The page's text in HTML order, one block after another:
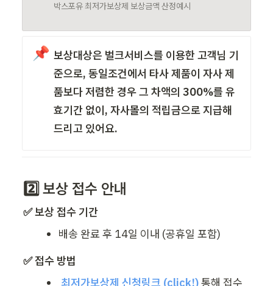
박스포유 최저가보상제 보상금액 산정예시
📌 보상대상은 벌크서비스를 이용한 고객님 기
준으로, 동일조건에서 타사 제품이 자사 제
품보다 저렴한 경우 그 차액의 300%를 유
효기간 없이, 자사몰의 적립금으로 지급해
드리고 있어요.
2️⃣ 보상 접수 안내
✅ 보상 접수 기간
배송 완료 후 14일 이내 (공휴일 포함)
✅ 접수 방법
최저가보상제 신청링크 (click!)통해 접수